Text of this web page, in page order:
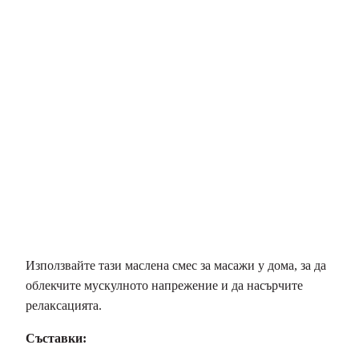
Използвайте тази маслена смес за масажи у дома, за да
облекчите мускулното напрежение и да насърчите
релаксацията.
Съставки: